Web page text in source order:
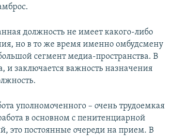
должность не имеет какого-либо
но в то же время именно омбудсмену
сегмент медиа-пространства. В
и заключается важность назначения
уполномоченного – очень трудоемкая
в основном с пенитенциарной
это постоянные очереди на прием. В